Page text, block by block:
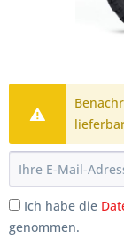
Ich habe die
genommen.